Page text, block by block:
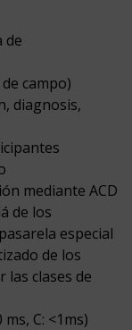
de
campo)
diagnosis,
mediante ACD
de los
especial
de los
clases de
C: <1ms)